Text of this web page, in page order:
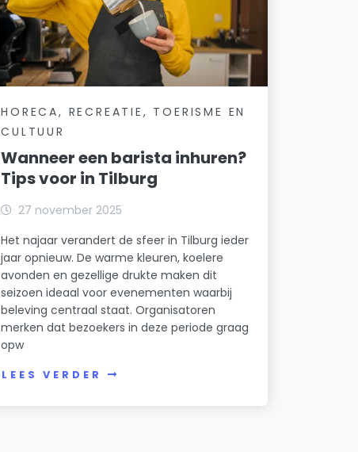
HORECA, RECREATIE, TOERISME EN
CULTUUR
Wanneer een barista inhuren?
Tips voor in Tilburg
27 november 2025
Het najaar verandert de sfeer in Tilburg ieder
jaar opnieuw. De warme kleuren, koelere
avonden en gezellige drukte maken dit
seizoen ideaal voor evenementen waarbij
beleving centraal staat. Organisatoren
merken dat bezoekers in deze periode graag
opw
LEES VERDER